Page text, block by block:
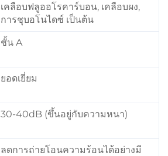
เคลือบฟลูออโรคาร์บอน, เคลือบผง,
การชุบอโนไดซ์ เป็นต้น
ชั้น A
ยอดเยี่ยม
30-40dB (ขึ้นอยู่กับความหนา)
ลดการถ่ายโอนความร้อนได้อย่างมี